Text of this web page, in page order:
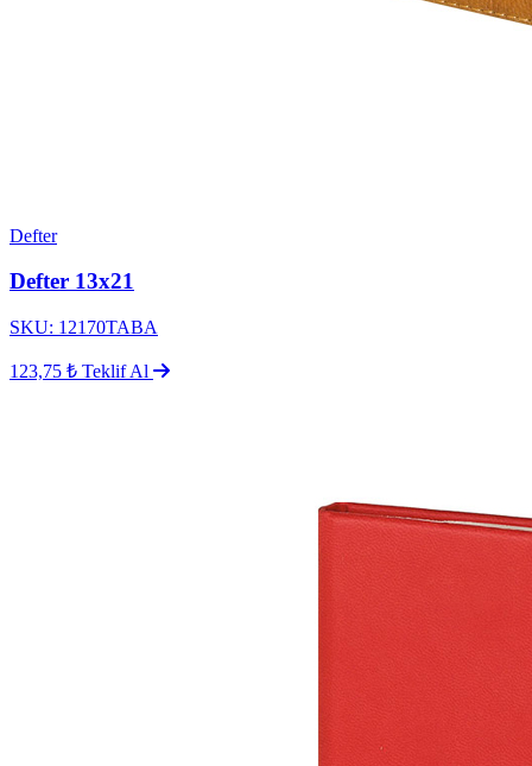
Defter
Defter 13x21
SKU: 12170TABA
123,75 ₺ Teklif Al